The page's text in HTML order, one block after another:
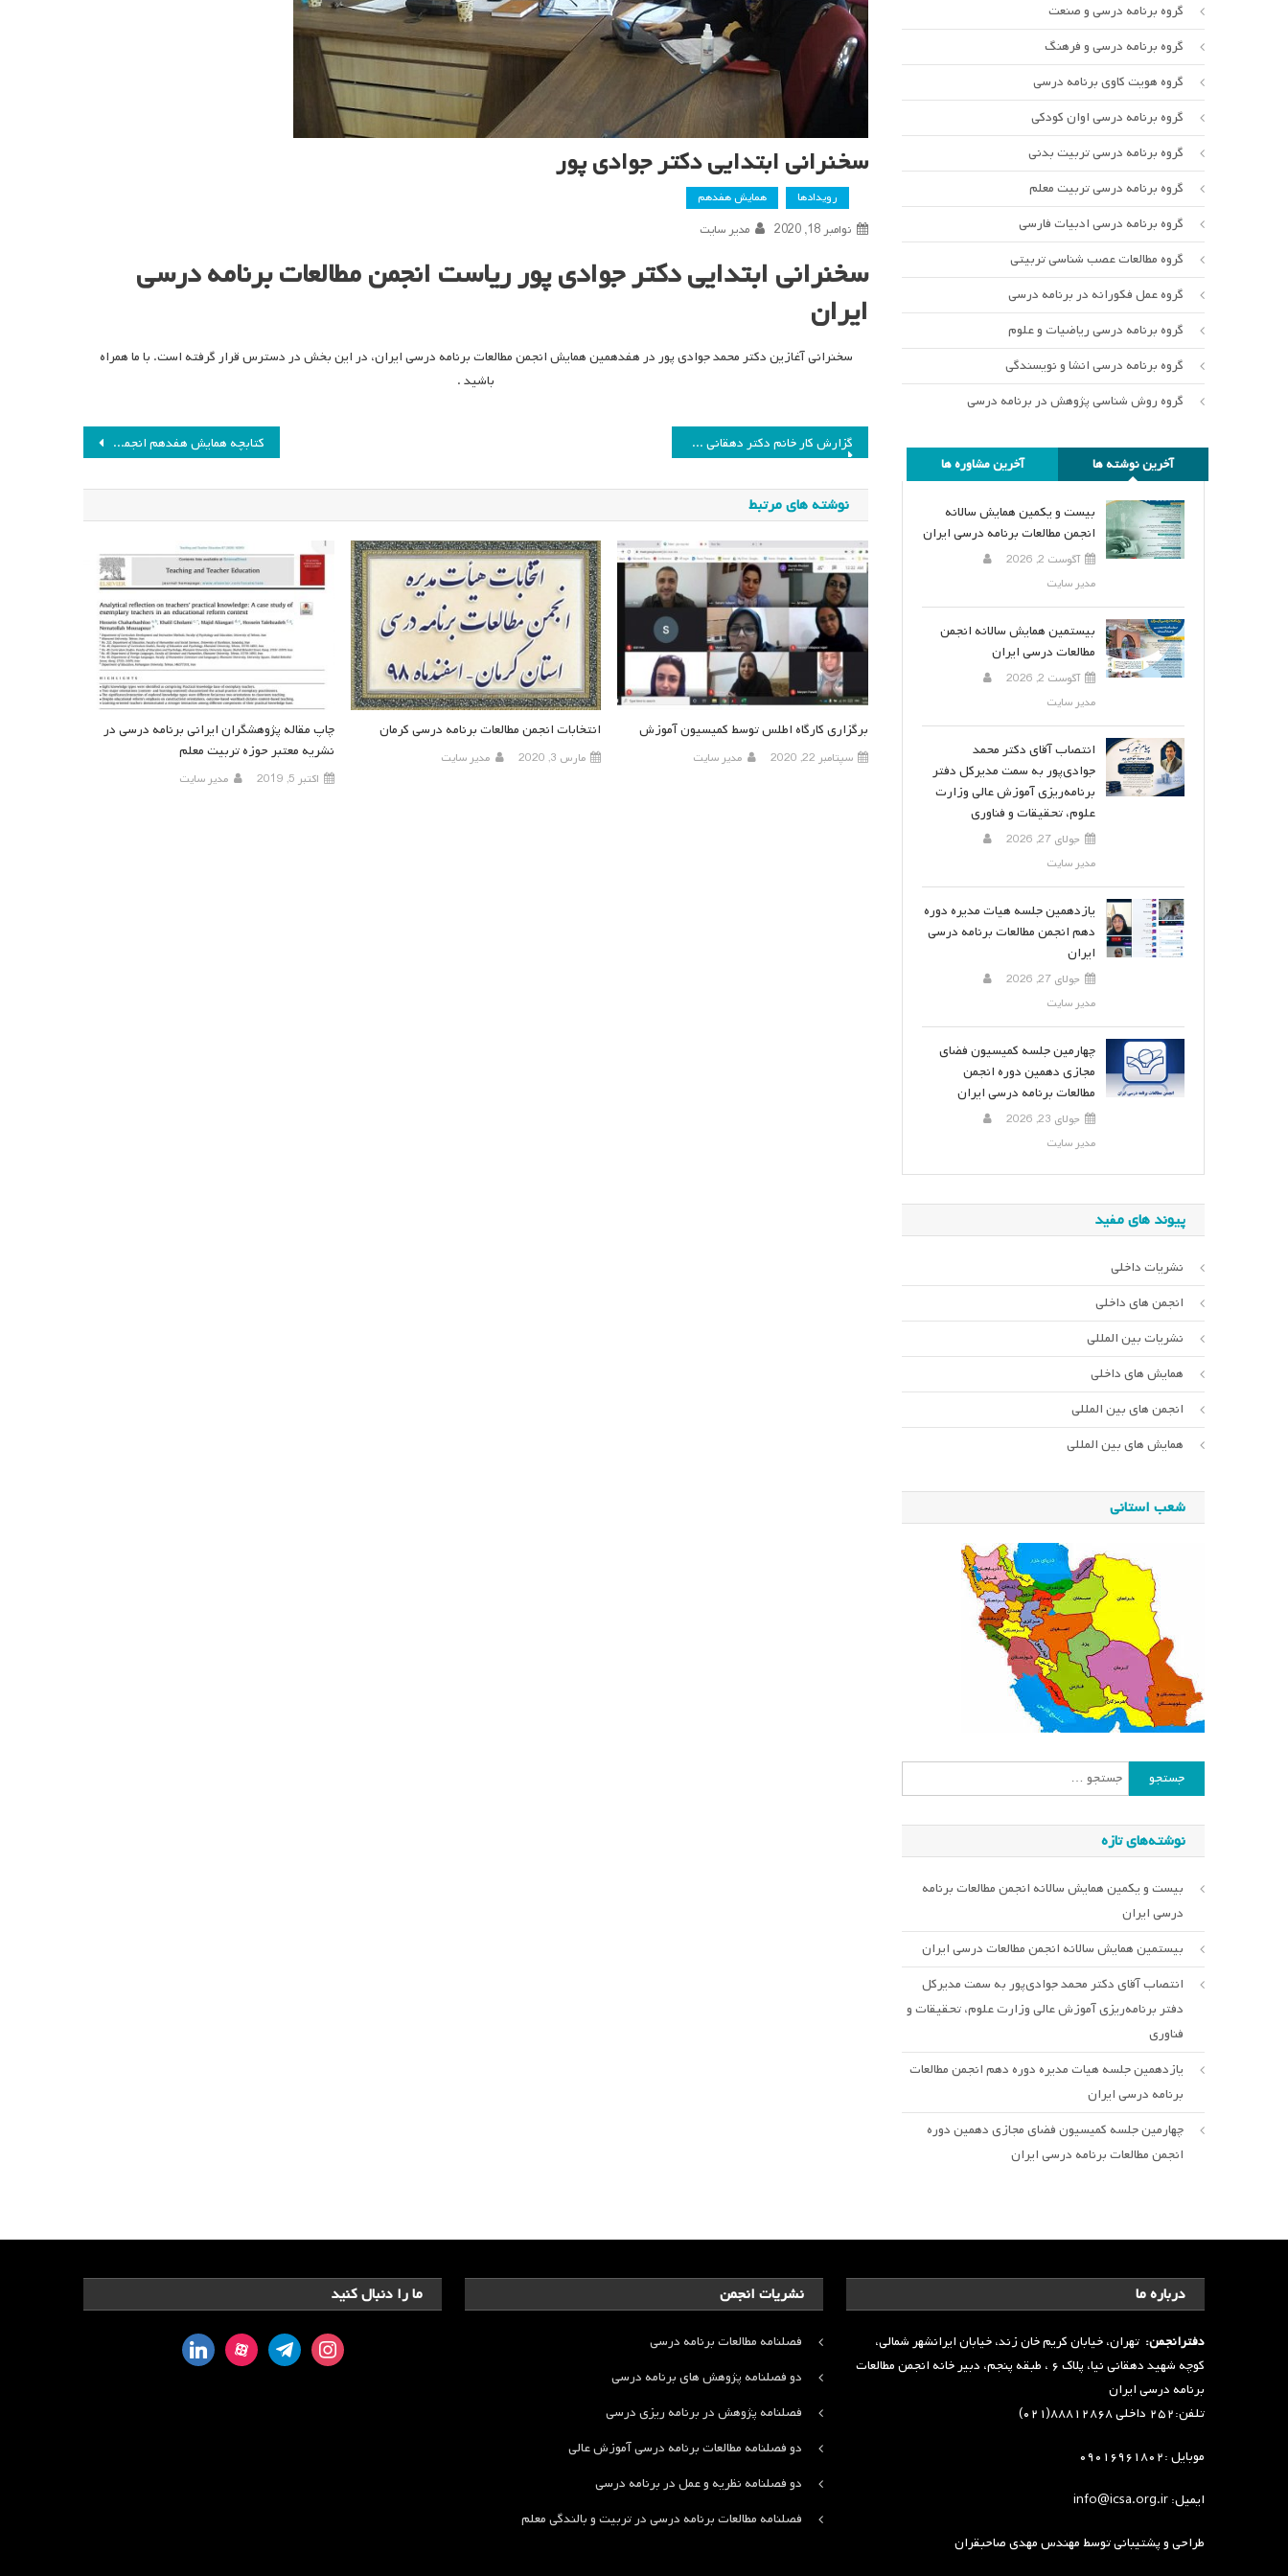
سخنرانی ابتدایی دکتر جوادی پور
رویدادها همایش هفدهم
نوامبر 18, 2020 مدیر سایت
سخنرانی ابتدایی دکتر جوادی پور ریاست انجمن مطالعات برنامه درسی
ایران
سخنرانی آغازین دکتر محمد جوادی پور در هفدهمین همایش انجمن مطالعات برنامه درسی ایران، در این بخش در دسترس قرار گرفته است. با ما همراه
باشید .
راهبری
نوشته
کتابچه همایش هفدهم انجمن مطالعات برنامه درسی ایران گزارش کار خانم دکتر دهقانی دبیر علمی همایش
نوشته های مرتبط
چاپ مقاله پژوهشگران ایرانی برنامه درسی در
نشریه معتبر حوزه تربیت معلم
اکتبر 5, 2019 مدیر سایت
انتخابات انجمن مطالعات برنامه درسی کرمان
مارس 3, 2020 مدیر سایت
برگزاری کارگاه اطلس توسط کمیسیون آموزش
سپتامبر 22, 2020 مدیر سایت
گروه برنامه درسی و صنعت
گروه برنامه درسی و فرهنگ
گروه هویت کاوی برنامه درسی
گروه برنامه درسی اوان کودکی
گروه برنامه درسی تربیت بدنی
گروه برنامه درسی تربیت معلم
گروه برنامه درسی ادبیات فارسی
گروه مطالعات عصب شناسی تربیتی
گروه عمل فکورانه در برنامه درسی
گروه برنامه درسی ریاضیات و علوم
گروه برنامه درسی انشا و نویسندگی
گروه روش شناسی پژوهش در برنامه درسی
آخرین نوشته ها آخرین مشاوره ها
بیست و یکمین همایش سالانه
انجمن مطالعات برنامه درسی ایران
آگوست 2, 2026
مدیر سایت
بیستمین همایش سالانه انجمن
مطالعات درسی ایران
آگوست 2, 2026
مدیر سایت
انتصاب آقای دکتر محمد
جوادی‌پور به سمت مدیرکل دفتر
برنامه‌ریزی آموزش عالی وزارت
علوم، تحقیقات و فناوری
جولای 27, 2026
مدیر سایت
یازدهمین جلسه هیات مدیره دوره
دهم انجمن مطالعات برنامه درسی
ایران
جولای 27, 2026
مدیر سایت
چهارمین جلسه کمیسیون فضای
مجازی دهمین دوره انجمن
مطالعات برنامه درسی ایران
جولای 23, 2026
مدیر سایت
پیوند های مفید
نشریات داخلی
انجمن های داخلی
نشریات بین المللی
همایش های داخلی
انجمن های بین المللی
همایش های بین المللی
شعب استانی
جستجو
برای:
نوشته‌های تازه
بیست و یکمین همایش سالانه انجمن مطالعات برنامه
درسی ایران
بیستمین همایش سالانه انجمن مطالعات درسی ایران
انتصاب آقای دکتر محمد جوادی‌پور به سمت مدیرکل
دفتر برنامه‌ریزی آموزش عالی وزارت علوم، تحقیقات و
فناوری
یازدهمین جلسه هیات مدیره دوره دهم انجمن مطالعات
برنامه درسی ایران
چهارمین جلسه کمیسیون فضای مجازی دهمین دوره
انجمن مطالعات برنامه درسی ایران
ما را دنبال کنید
instagram
telegram
aparat
linkedin
نشریات انجمن
فصلنامه مطالعات برنامه درسی
دو فصلنامه پژوهش های برنامه درسی
فصلنامه پژوهش در برنامه ریزی درسی
دو فصلنامه مطالعات برنامه درسی آموزش عالی
دو فصلنامه نظریه و عمل در برنامه درسی
فصلنامه مطالعات برنامه درسی در تربیت و بالندگی معلم
درباره ما
دفترانجمن: تهران، خیابان کریم خان زند، خیابان ایرانشهر شمالی،
کوچه شهید دهقانی نیا، پلاک ۶ ، طبقه پنجم، دبیر خانه انجمن مطالعات
برنامه درسی ایران
تلفن:۲۵۲ داخلی ۸۸۸۱۲۸۶۸(۰۲۱)
موبایل :۰۹۰۱۶۹۶۱۸۰۲
ایمیل: info@icsa.org.ir
طراحی و پشتیبانی توسطمهندس مهدی صاحبقران